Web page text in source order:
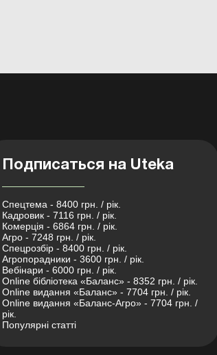
Подписаться на Uteka
Спецтема - 8400 грн. / рік.
Кадровик - 7116 грн. / рік.
Комерція - 6864 грн. / рік.
Агро - 7248 грн. / рік.
Спецрозбір - 8400 грн. / рік.
Агропорадники - 3600 грн. / рік.
Вебінари - 6000 грн. / рік.
Online бібліотека «Баланс» - 8352 грн. / рік.
Online видання «Баланс» - 7704 грн. / рік.
Online видання «Баланс-Агро» - 7704 грн. /
рік.
Популярні статті